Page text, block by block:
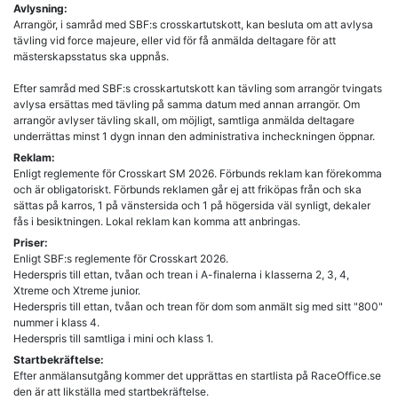
Avlysning:
Arrangör, i samråd med SBF:s crosskartutskott, kan besluta om att avlysa
tävling vid force majeure, eller vid för få anmälda deltagare för att
mästerskapsstatus ska uppnås.
Efter samråd med SBF:s crosskartutskott kan tävling som arrangör tvingats
avlysa ersättas med tävling på samma datum med annan arrangör. Om
arrangör avlyser tävling skall, om möjligt, samtliga anmälda deltagare
underrättas minst 1 dygn innan den administrativa incheckningen öppnar.
Reklam:
Enligt reglemente för Crosskart SM 2026. Förbunds reklam kan förekomma
och är obligatoriskt. Förbunds reklamen går ej att friköpas från och ska
sättas på karros, 1 på vänstersida och 1 på högersida väl synligt, dekaler
fås i besiktningen. Lokal reklam kan komma att anbringas.
Priser:
Enligt SBF:s reglemente för Crosskart 2026.
Hederspris till ettan, tvåan och trean i A-finalerna i klasserna 2, 3, 4,
Xtreme och Xtreme junior.
Hederspris till ettan, tvåan och trean för dom som anmält sig med sitt "800"
nummer i klass 4.
Hederspris till samtliga i mini och klass 1.
Startbekräftelse:
Efter anmälansutgång kommer det upprättas en startlista på RaceOffice.se
den är att likställa med startbekräftelse.